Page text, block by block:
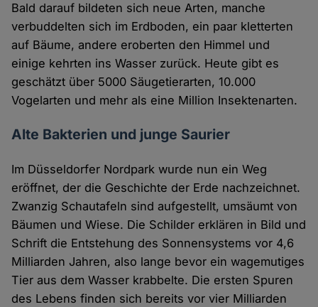
Bald darauf bildeten sich neue Arten, manche
verbuddelten sich im Erdboden, ein paar kletterten
auf Bäume, andere eroberten den Himmel und
einige kehrten ins Wasser zurück. Heute gibt es
geschätzt über 5000 Säugetierarten, 10.000
Vogelarten und mehr als eine Million Insektenarten.
Alte Bakterien und junge Saurier
Im Düsseldorfer Nordpark wurde nun ein Weg
eröffnet, der die Geschichte der Erde nachzeichnet.
Zwanzig Schautafeln sind aufgestellt, umsäumt von
Bäumen und Wiese. Die Schilder erklären in Bild und
Schrift die Entstehung des Sonnensystems vor 4,6
Milliarden Jahren, also lange bevor ein wagemutiges
Tier aus dem Wasser krabbelte. Die ersten Spuren
des Lebens finden sich bereits vor vier Milliarden